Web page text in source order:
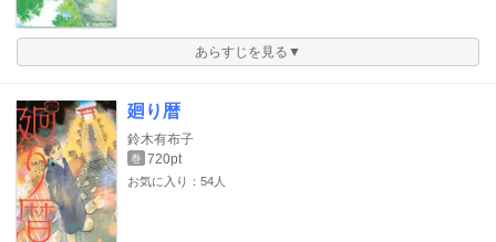
あらすじを見る▼
廻り暦
鈴木有布子
巻 720pt
お気に入り：54人